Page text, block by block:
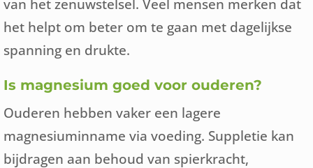
van het zenuwstelsel. Veel mensen merken dat
het helpt om beter om te gaan met dagelijkse
spanning en drukte.
Is magnesium goed voor ouderen?
Ouderen hebben vaker een lagere
magnesiuminname via voeding. Suppletie kan
bijdragen aan behoud van spierkracht,